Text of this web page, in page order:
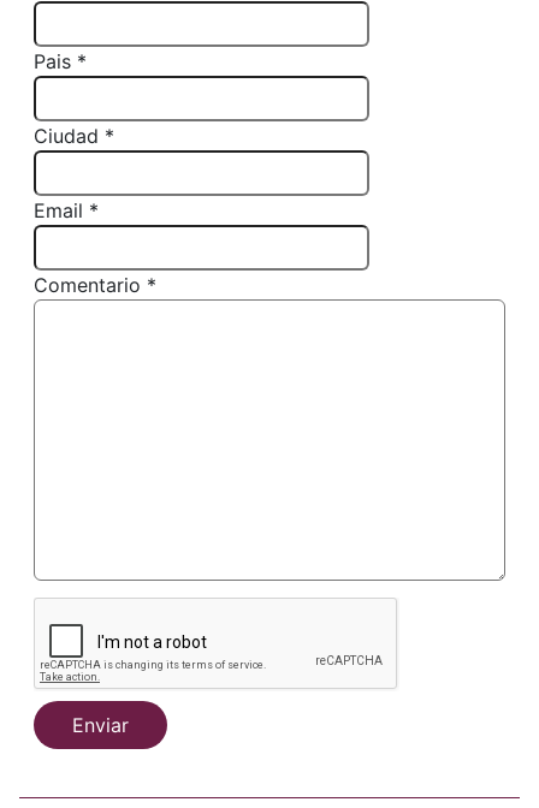
Pais *
Ciudad *
Email *
Comentario *
Enviar